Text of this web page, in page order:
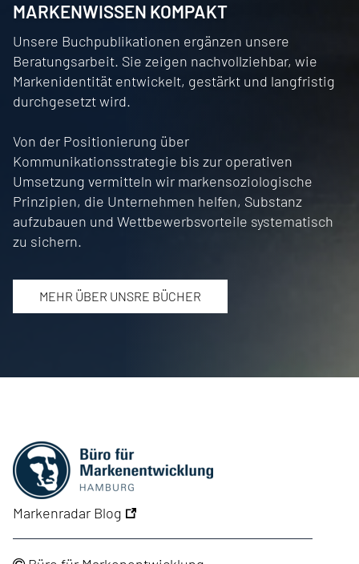
MARKENWISSEN KOMPAKT
Unsere Buchpublikationen ergänzen unsere
Beratungsarbeit. Sie zeigen nachvollziehbar, wie
Markenidentität entwickelt, gestärkt und langfristig
durchgesetzt wird.
Von der Positionierung über
Kommunikationsstrategie bis zur operativen
Umsetzung vermitteln wir markensoziologische
Prinzipien, die Unternehmen helfen, Substanz
aufzubauen und Wettbewerbsvorteile systematisch
zu sichern.
MEHR ÜBER UNSRE BÜCHER
Markenradar Blog